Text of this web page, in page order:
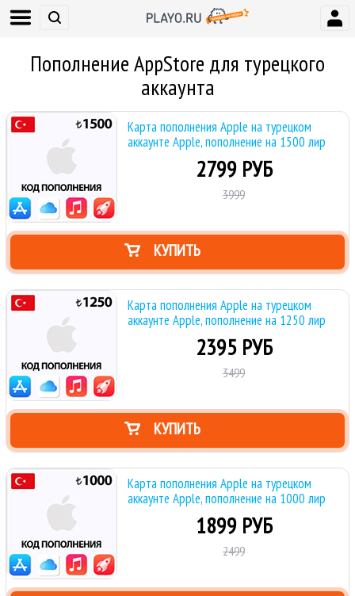
Пополнение AppStore для турецкого
аккаунта
Карта пополнения Apple на турецком
аккаунте Apple, пополнение на 1500 лир
2799 РУБ
3999
КУПИТЬ
Карта пополнения Apple на турецком
аккаунте Apple, пополнение на 1250 лир
2395 РУБ
3499
КУПИТЬ
Карта пополнения Apple на турецком
аккаунте Apple, пополнение на 1000 лир
1899 РУБ
2499